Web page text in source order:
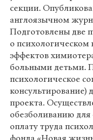
секции.
англоязычном
Подготовлены две
о
эффектов
больными детьми.
психологическое
консультирование)
проекта.
обезболиванию
оплату труда